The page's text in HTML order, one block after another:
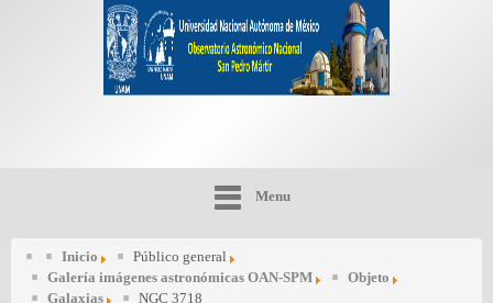
Menu
Inicio
Público general
Galería imágenes astronómicas OAN-SPM
Objeto
Galaxias
NGC 3718